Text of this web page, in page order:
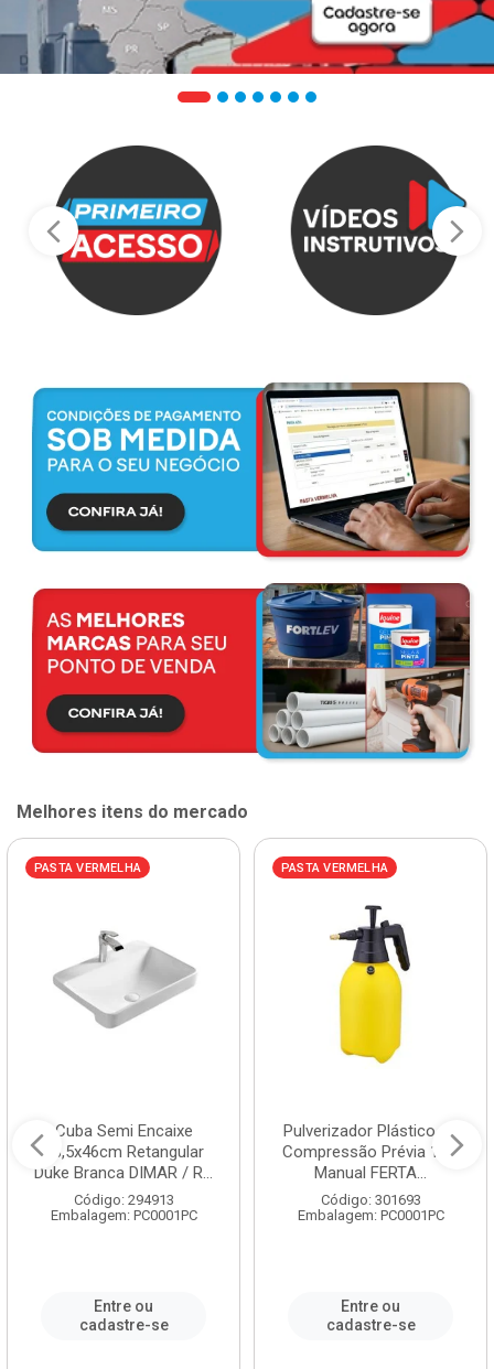
Melhores itens do mercado
PASTA VERMELHA
Cuba Semi Encaixe
58,5x46cm Retangular
Duke Branca DIMAR / R...
Código: 294913
Embalagem: PC0001PC
Entre ou
cadastre-se
PASTA VERMELHA
Pulverizador Plástico de
Compressão Prévia 1,5L
Manual FERTA...
Código: 301693
Embalagem: PC0001PC
Entre ou
cadastre-se